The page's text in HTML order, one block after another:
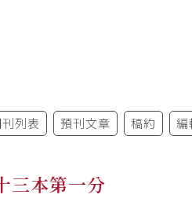
列表 預刊文章 稿約 編
三本第一分